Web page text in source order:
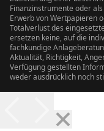
Finanzinstrumente oder
Erwerb von Wertpapieren
Totalverlust des
ersetzen keine, auf die
fachkundige
Aktualität, Richtigkeit,
Verfügung gestellten
weder ausdrücklich noch